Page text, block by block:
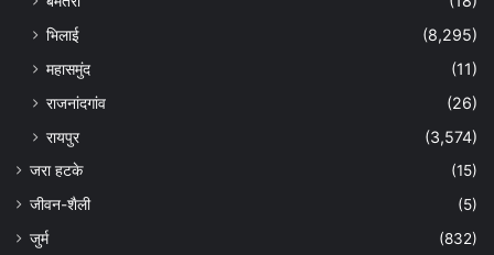
भिलाई
(8,295)
महासमुंद
(11)
राजनांदगांव
(26)
रायपुर
(3,574)
जरा हटके
(15)
जीवन-शैली
(5)
जुर्म
(832)